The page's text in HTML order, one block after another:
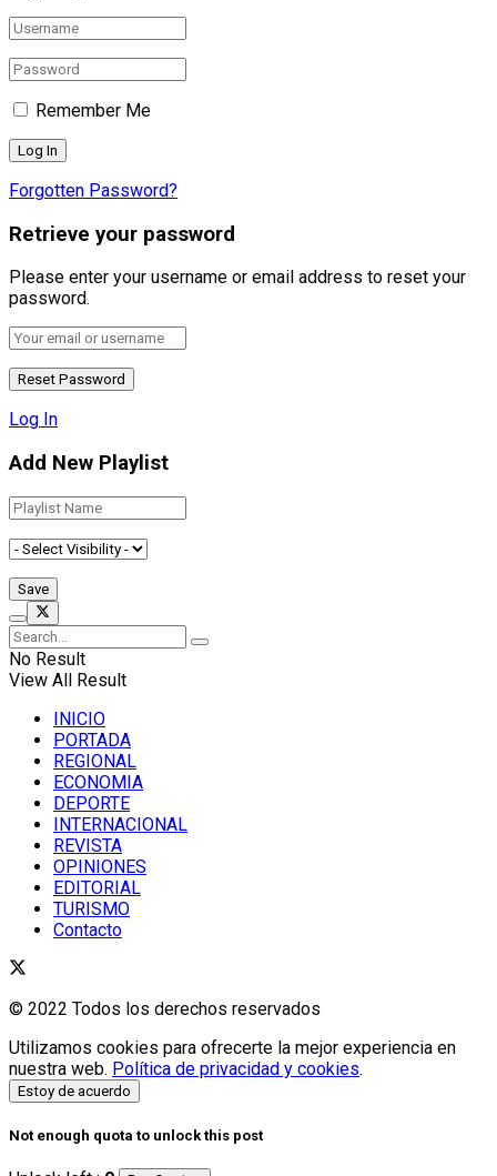
Remember Me
Forgotten Password?
Retrieve your password
Please enter your username or email address to reset your
password.
Log In
Add New Playlist
No Result
View All Result
INICIO
PORTADA
REGIONAL
ECONOMIA
DEPORTE
INTERNACIONAL
REVISTA
OPINIONES
EDITORIAL
TURISMO
Contacto
© 2022 Todos los derechos reservados
Utilizamos cookies para ofrecerte la mejor experiencia en
nuestra web. Política de privacidad y cookies.
Estoy de acuerdo
Not enough quota to unlock this post